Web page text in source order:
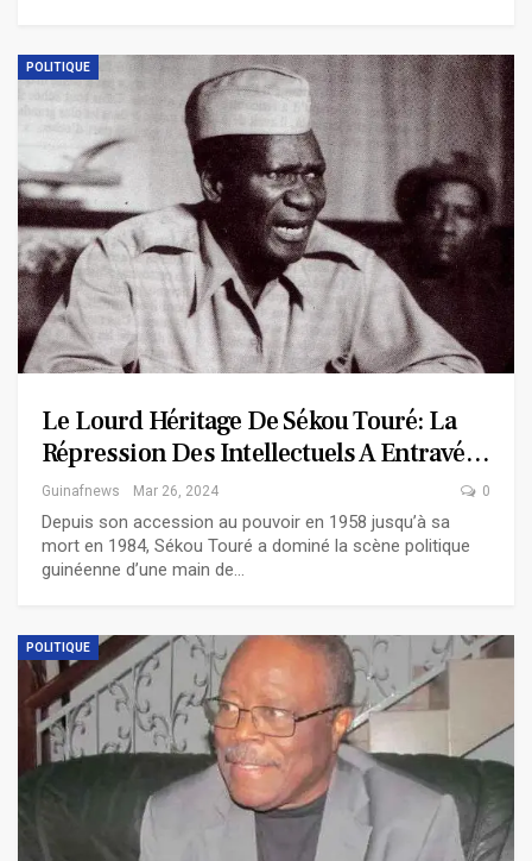
POLITIQUE
Le Lourd Héritage De Sékou Touré: La
Répression Des Intellectuels A Entravé…
Guinafnews Mar 26, 2024 0
Depuis son accession au pouvoir en 1958 jusqu’à sa
mort en 1984, Sékou Touré a dominé la scène politique
guinéenne d’une main de…
POLITIQUE